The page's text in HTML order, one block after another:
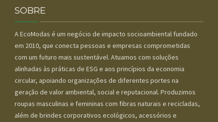
SOBRE
A EcoModas é um negócio de impacto socioambiental fundado
em 2010, que conecta pessoas e empresas comprometidas
com um futuro mais sustentável. Atuamos com soluções
alinhadas às práticas de ESG e aos princípios da economia
circular, apoiando organizações de diferentes portes na
geração de valor ambiental, social e reputacional. Produzimos
roupas masculinas e femininas com fibras naturais e recicladas,
além de brindes corporativos ecológicos, acessórios e